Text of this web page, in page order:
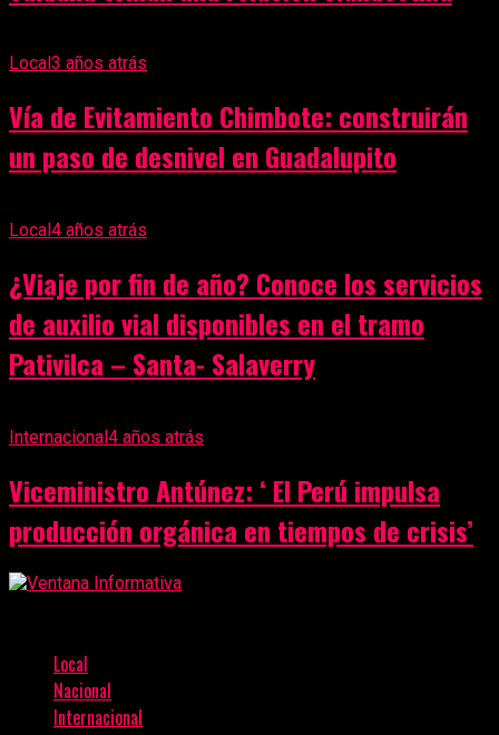
Local 3 años atrás
Vía de Evitamiento Chimbote: construirán
un paso de desnivel en Guadalupito
Local 4 años atrás
¿Viaje por fin de año? Conoce los servicios
de auxilio vial disponibles en el tramo
Pativilca – Santa- Salaverry
Internacional4 años atrás
Viceministro Antúnez: ‘ El Perú impulsa
producción orgánica en tiempos de crisis’
Local
Nacional
Internacional